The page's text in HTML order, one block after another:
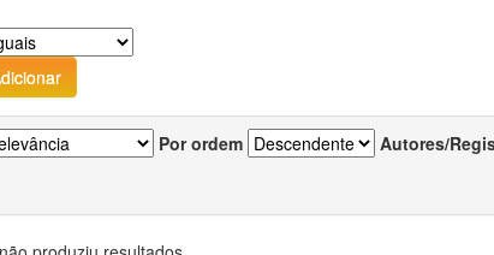
Por ordem Autores/